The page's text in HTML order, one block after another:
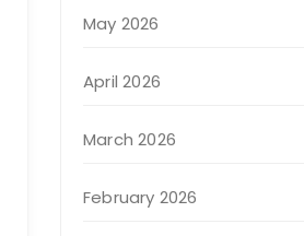
May 2026
April 2026
March 2026
February 2026